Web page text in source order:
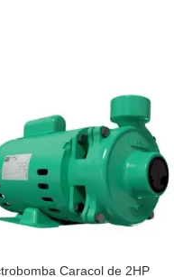
Caracol de 2HP